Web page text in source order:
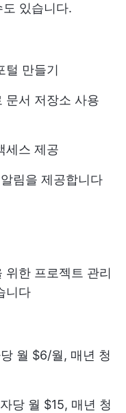
있습니다.
털 만들기
문서 저장소 사용
세스 제공
림을 제공합니다
위한 프로젝트 관리
니다
월 $6/월, 매년 청
당 월 $15, 매년 청